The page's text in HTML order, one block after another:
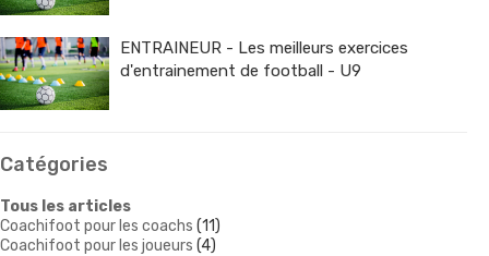
ENTRAINEUR - Les meilleurs exercices
d'entrainement de football - U9
Catégories
Tous les articles
Coachifoot pour les coachs (11)
Coachifoot pour les joueurs (4)